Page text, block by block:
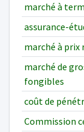
marché à
assurance-
marché à prix
marché de
fongibles
coût de
Commission